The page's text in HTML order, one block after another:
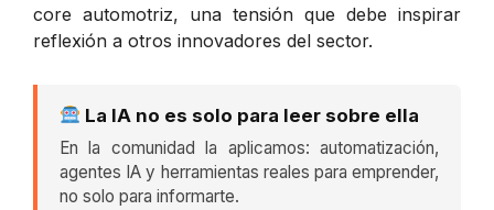
core automotriz, una tensión que debe inspirar
reflexión a otros innovadores del sector.
La IA no es solo para leer sobre ella
En la comunidad la aplicamos: automatización,
agentes IA y herramientas reales para emprender,
no solo para informarte.